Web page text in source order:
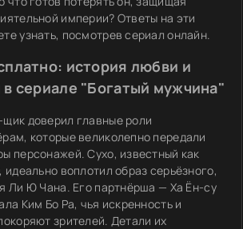
империи? Ответы на эти
узнать, посмотрев сериал онлайн.
история любви и
сериале "Богатый мужчина"
доверил главные роли
которые великолепно передали
персонажей. Сухо, известный как
идеально воплотил образ серьёзного,
Ли Ю Чана. Его партнёрша — Ха Ён-су
Ким Бо Ра, чья искренность и
зрителей. Детали их